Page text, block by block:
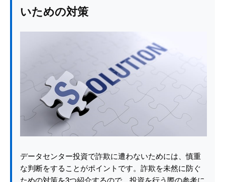
いための対策
データセンター投資で詐欺に遭わないためには、慎重
な判断をすることがポイントです。詐欺を未然に防ぐ